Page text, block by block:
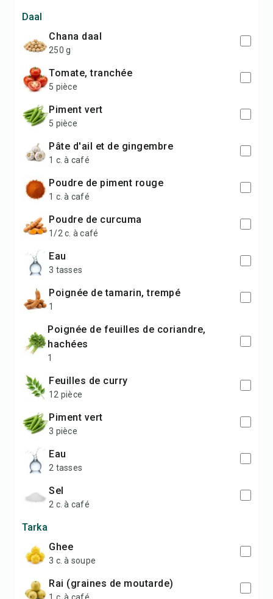
Daal
chana daal
250 g
tomate, tranchée
5 pièce
piment vert
5 pièce
pâte d'ail et de gingembre
1 c. à café
poudre de piment rouge
1 c. à café
poudre de curcuma
1/2 c. à café
eau
3 tasses
poignée de tamarin, trempé
1
poignée de feuilles de coriandre,
hachées
1
feuilles de curry
12 pièce
piment vert
3 pièce
eau
2 tasses
sel
2 c. à café
Tarka
ghee
3 c. à soupe
rai (graines de moutarde)